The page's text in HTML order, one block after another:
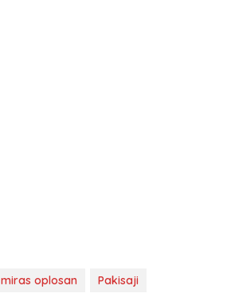
miras oplosan
Pakisaji